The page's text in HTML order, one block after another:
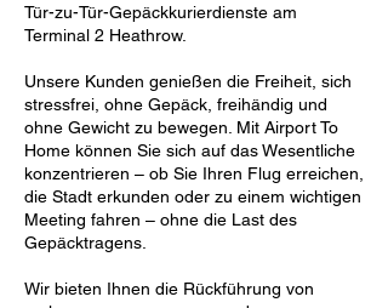
Tür-zu-Tür-Gepäckkurierdienste am
Terminal 2 Heathrow.
Unsere Kunden genießen die Freiheit, sich
stressfrei, ohne Gepäck, freihändig und
ohne Gewicht zu bewegen. Mit Airport To
Home können Sie sich auf das Wesentliche
konzentrieren – ob Sie Ihren Flug erreichen,
die Stadt erkunden oder zu einem wichtigen
Meeting fahren – ohne die Last des
Gepäcktragens.
Wir bieten Ihnen die Rückführung von